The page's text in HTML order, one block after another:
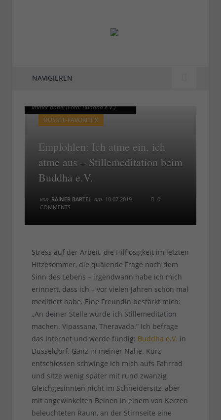
NAVIGIEREN
immer dabei (Foto: Buddha e.V.)
DÜSSEL-FAVORITEN
Empfohlen: Ich atme ein, ich
atme aus – Stillemeditation beim
Buddha e.V.
von RAINER BARTEL am 10.07.2019
0
COMMENTS
immer dabei (Foto: Buddha e.V.)
Stress auf der Arbeit, die Hilflosigkeit im letzten
Hitzesommer, die quälende Frage nach dem
Sinn des Lebens – irgendwann habe ich mich
erinnert, dass ich – vor vielen Jahren schon mal
meditiert habe. Eine Freundin bestärkt mich:
„An deiner Stelle würde ich Stillemeditation
machen. Vipassana, Theravada.“ Ich befrage
das Internet und werde fündig: Buddha e.V. in
Düsseldorf. Ganz in meiner Nähe. Kurz
entschlossen schwinge ich mich aufs Fahrrad
und sitze wenig später mit rund zwanzig
Gleichgesinnten nicht im Schneidersitz, aber
mit angewinkelten Beinen in einem von Kerzen
beleuchteten Raum, an der Stirnseite eine